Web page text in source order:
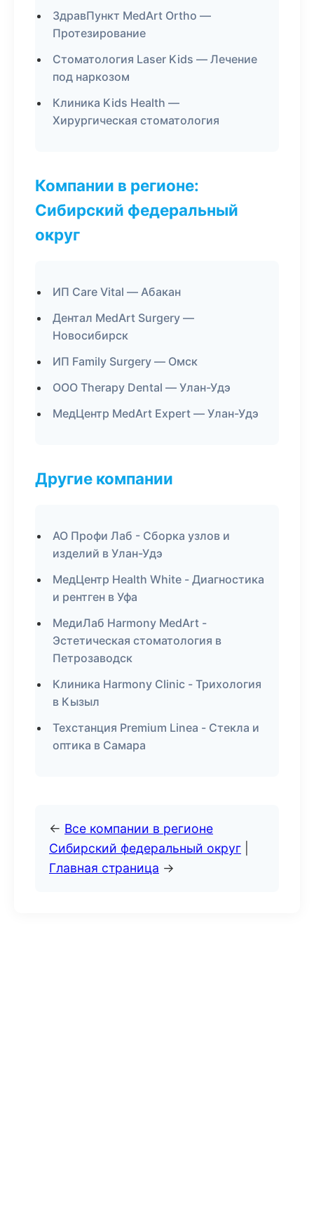
ЗдравПункт MedArt Ortho —
Протезирование
Стоматология Laser Kids — Лечение
под наркозом
Клиника Kids Health —
Хирургическая стоматология
Компании в регионе:
Сибирский федеральный
округ
ИП Care Vital — Абакан
Дентал MedArt Surgery —
Новосибирск
ИП Family Surgery — Омск
ООО Therapy Dental — Улан-Удэ
МедЦентр MedArt Expert — Улан-Удэ
Другие компании
АО Профи Лаб - Сборка узлов и
изделий в Улан-Удэ
МедЦентр Health White - Диагностика
и рентген в Уфа
МедиЛаб Harmony MedArt -
Эстетическая стоматология в
Петрозаводск
Клиника Harmony Clinic - Трихология
в Кызыл
Техстанция Premium Linea - Стекла и
оптика в Самара
← Все компании в регионе
Сибирский федеральный округ
Главная страница →